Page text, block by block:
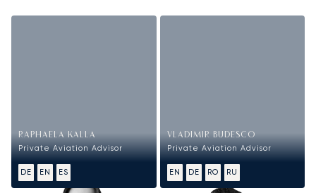
RAPHAELA KALLA
Private Aviation Advisor
DE EN ES
VLADIMIR BUDESCO
Private Aviation Advisor
EN DE RO RU